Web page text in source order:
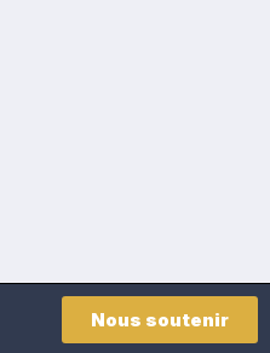
Nous soutenir